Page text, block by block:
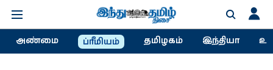
அண்மை ப்ரீமியம் தமிழகம் இந்தியா